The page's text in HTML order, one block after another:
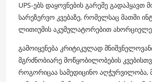
UPS-ებს დაყოვნების გარეშე გადაჰყავთ
სარეზერვო კვებაზე, რომელსაც მათში
ლითიუმის აკუმულატორებით
გამოიყენება კრიტიკულად
მგრძნობიარე მოწყობილობების
როგორიცაა სამედიცინო აღჭურვილობა,